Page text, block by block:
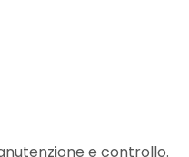
e controllo.